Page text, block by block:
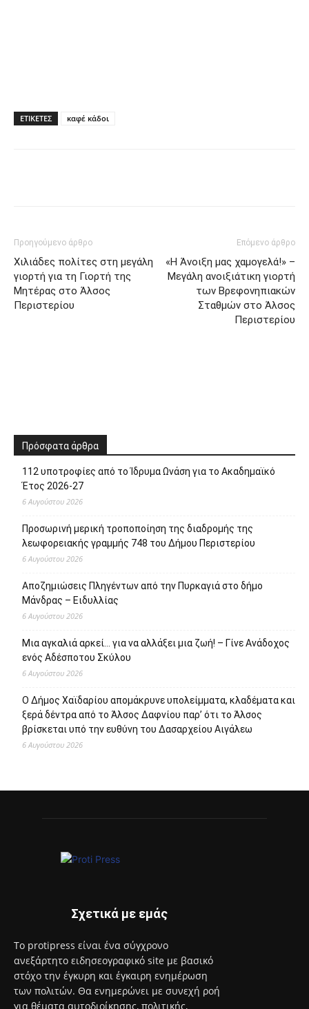
ΕΤΙΚΈΤΕΣ καφέ κάδοι
Προηγούμενο άρθρο
Χιλιάδες πολίτες στη μεγάλη
γιορτή για τη Γιορτή της
Μητέρας στο Άλσος
Περιστερίου
Επόμενο άρθρο
«Η Άνοιξη μας χαμογελά!» –
Μεγάλη ανοιξιάτικη γιορτή
των Βρεφονηπιακών
Σταθμών στο Άλσος
Περιστερίου
Πρόσφατα άρθρα
112 υποτροφίες από το Ίδρυμα Ωνάση για το Ακαδημαϊκό
Έτος 2026-27
6 Αυγούστου 2026
Προσωρινή μερική τροποποίηση της διαδρομής της
λεωφορειακής γραμμής 748 του Δήμου Περιστερίου
6 Αυγούστου 2026
Αποζημιώσεις Πληγέντων από την Πυρκαγιά στο δήμο
Μάνδρας – Ειδυλλίας
6 Αυγούστου 2026
Μια αγκαλιά αρκεί… για να αλλάξει μια ζωή! – Γίνε Ανάδοχος
ενός Αδέσποτου Σκύλου
6 Αυγούστου 2026
Ο Δήμος Χαϊδαρίου απομάκρυνε υπολείμματα, κλαδέματα και
ξερά δέντρα από το Άλσος Δαφνίου παρ’ ότι το Άλσος
βρίσκεται υπό την ευθύνη του Δασαρχείου Αιγάλεω
6 Αυγούστου 2026
Σχετικά με εμάς
Το protipress είναι ένα σύγχρονο
ανεξάρτητο ειδησεογραφικό site με βασικό
στόχο την έγκυρη και έγκαιρη ενημέρωση
των πολιτών. Θα ενημερώνει με συνεχή ροή
για θέματα αυτοδιοίκησης, πολιτικής,